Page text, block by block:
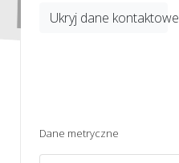
Ukryj dane kontaktowe
Dane metryczne